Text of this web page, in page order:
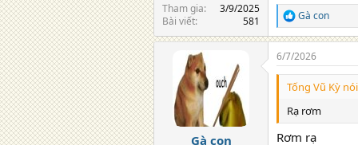
Tham gia
3/9/2025
Bài viết
581
R
e
a
c
t
s
:
Gà con
Gà con
6/7/2026
Tống Vũ Kỳ
Rạ rơm
Rơm rạ